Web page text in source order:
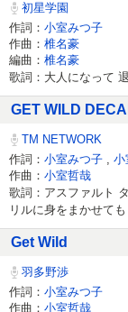
初星学園
作詞： 小室みつ子
作曲： 椎名豪
編曲： 椎名豪
歌詞：大人になって
GET WILD
TM NETWORK
作詞： 小室みつ子
小
作曲： 小室哲哉
歌詞：アスファルト
リルに身をまかせて
Get Wild
羽多野渉
作詞： 小室みつ子
作曲： 小室哲哉